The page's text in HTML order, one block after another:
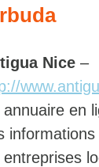
Nice –
annuaire en
entreprises